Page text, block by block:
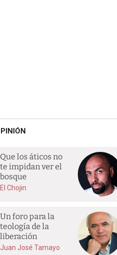
Que los áticos no
te impidan ver el
bosque
El Chojin
Un foro para la
teología de la
liberación
Juan José Tamayo